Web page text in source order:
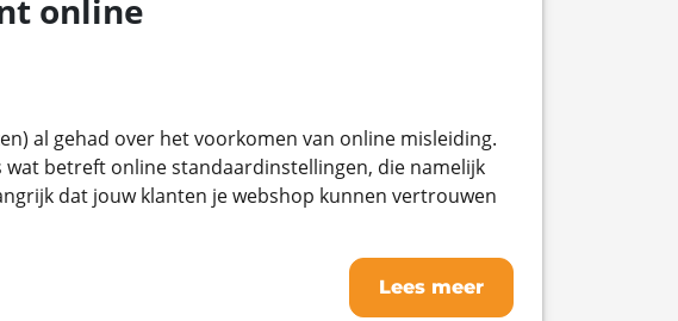
online
al gehad over het voorkomen van online misleiding.
betreft online standaardinstellingen, die namelijk
dat jouw klanten je webshop kunnen vertrouwen
Lees meer